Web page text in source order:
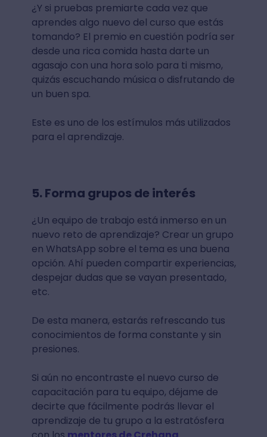
¿Y si pruebas premiarte cada vez que
aprendes algo nuevo del curso que estás
tomando? El premio en cuestión podría ser
desde una rica comida hasta darte un
agasajo con una hora solo para ti mismo,
quizás escuchando música o disfrutando de
un buen spa.
Este es uno de los estímulos más utilizados
para el aprendizaje.
5. Forma grupos de interés
¿Un equipo de trabajo está inmerso en un
nuevo reto de aprendizaje? Crear un grupo
en WhatsApp sobre el tema es una buena
opción. Ahí pueden compartir experiencias,
despejar dudas que se vayan presentado,
etc.
De esta manera, estarás refrescando tus
conocimientos de forma constante y sin
presiones.
Si aún no encontraste el nuevo curso de
capacitación para tu equipo, déjame de
decirte que fácilmente podrás llevar el
aprendizaje de tu grupo a la estratósfera